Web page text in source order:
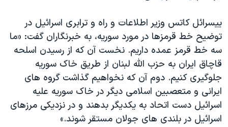
ییسرائل کاتس وزیر اطلاعات و راه و ترابری اسرائیل در
توضیح خط قرمزها در مورد سوریه، به خبرنگاران گفت: «ما
سه خط قرمز عمده داریم. نخست آن که از رسیدن اسلحه
قاچاق ایران به حزب الله لبنان از طریق خاک سوریه
جلوگیری کنیم. دوم آن که نخواهیم گذاشت گروه های
ایرانی و متعصبین اسلامی دیگر در خاک سوریه علیه
اسرائیل دست اتحاد به یکدیگر بدهند و در نزدیکی مرزهای
اسرائیل در بلندی های جولان مستقر شوند.»